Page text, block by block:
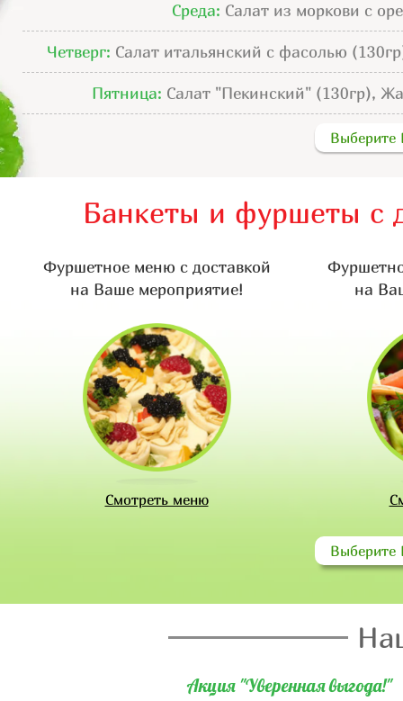
Среда: Салат из моркови с
Четверг: Салат итальянский с фасолью
Пятница: Салат "Пекинский"(130гр),
Выберите
Банкеты и фуршеты с
Фуршетное меню с доставкой
на Ваше мероприятие!
Смотреть меню
на
Выберите
Акция "Уверенная выгода!"